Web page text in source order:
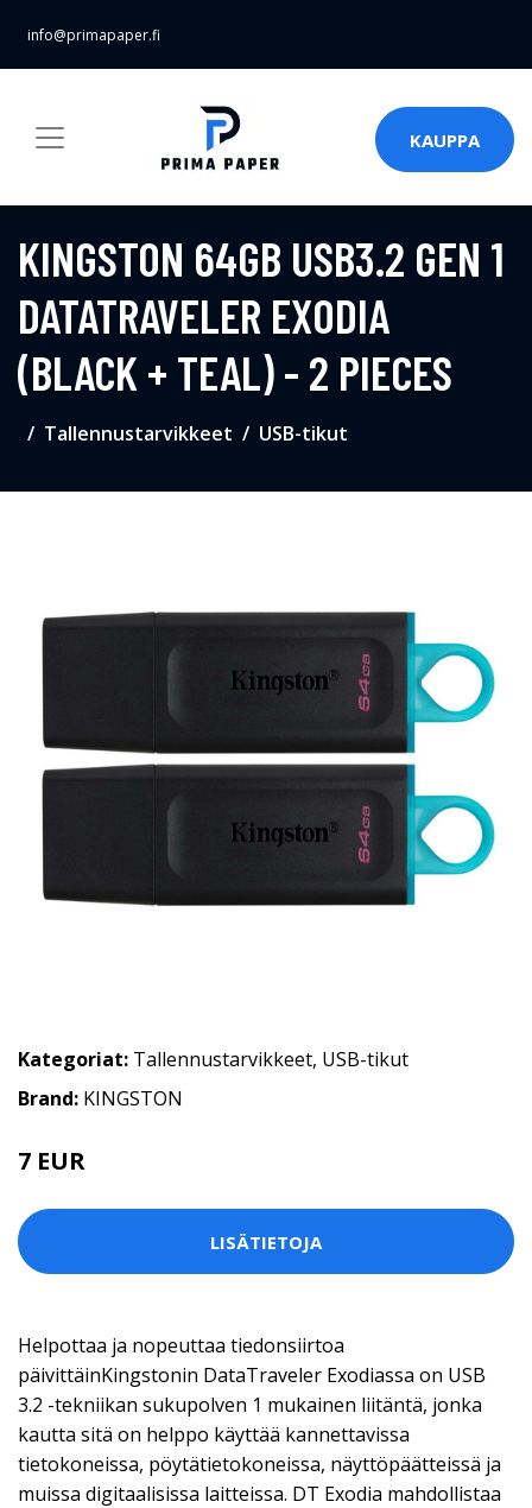
info@primapaper.fi
KAUPPA
KINGSTON 64GB USB3.2 GEN 1
DATATRAVELER EXODIA
(BLACK + TEAL) - 2 PIECES
Tallennustarvikkeet USB-tikut
Kategoriat: Tallennustarvikkeet, USB-tikut
Brand: KINGSTON
7 EUR
LISÄTIETOJA
Helpottaa ja nopeuttaa tiedonsiirtoa
päivittäinKingstonin DataTraveler Exodiassa on USB
3.2 -tekniikan sukupolven 1 mukainen liitäntä, jonka
kautta sitä on helppo käyttää kannettavissa
tietokoneissa, pöytätietokoneissa, näyttöpäätteissä ja
muissa digitaalisissa laitteissa. DT Exodia mahdollistaa